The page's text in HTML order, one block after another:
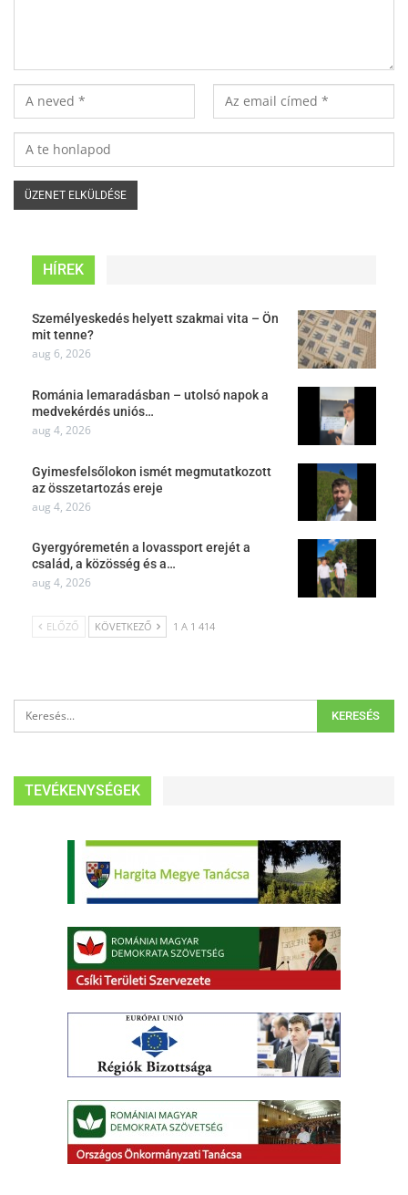
HÍREK
Személyeskedés helyett szakmai vita – Ön
mit tenne?
aug 6, 2026
Románia lemaradásban – utolsó napok a
medvekérdés uniós…
aug 4, 2026
Gyimesfelsőlokon ismét megmutatkozott
az összetartozás ereje
aug 4, 2026
Gyergyóremetén a lovassport erejét a
család, a közösség és a…
aug 4, 2026
ELŐZŐ KÖVETKEZŐ 1 A 1 414
TEVÉKENYSÉGEK